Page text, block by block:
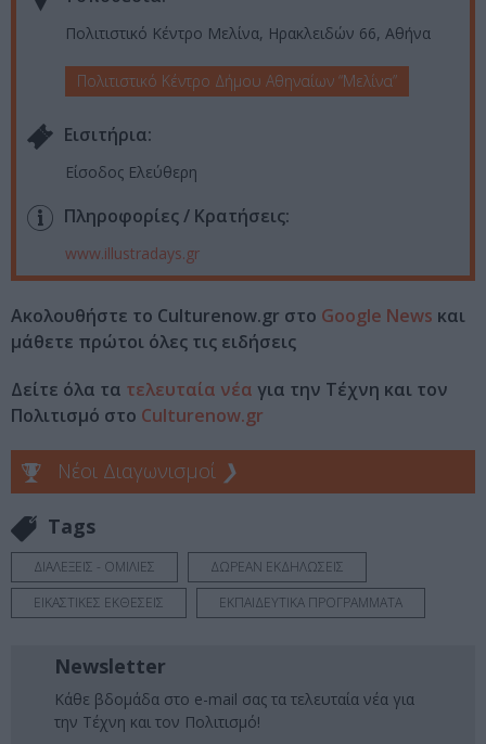
Πολιτιστικό Κέντρο Μελίνα, Ηρακλειδών 66, Αθήνα
Πολιτιστικό Κέντρο Δήμου Αθηναίων “Μελίνα”
Eισιτήρια:
Είσοδος Ελεύθερη
Πληροφορίες / Κρατήσεις:
www.illustradays.gr
Ακολουθήστε το Culturenow.gr στο Google News και
μάθετε πρώτοι όλες τις ειδήσεις
Δείτε όλα τα τελευταία νέα για την Τέχνη και τον
Πολιτισμό στο Culturenow.gr
Νέοι Διαγωνισμοί ❯
Tags
ΔΙΑΛΕΞΕΙΣ - ΟΜΙΛΙΕΣ
ΔΩΡΕΑΝ ΕΚΔΗΛΩΣΕΙΣ
ΕΙΚΑΣΤΙΚΕΣ ΕΚΘΕΣΕΙΣ
ΕΚΠΑΙΔΕΥΤΙΚΑ ΠΡΟΓΡΑΜΜΑΤΑ
Newsletter
Κάθε βδομάδα στο e-mail σας τα τελευταία νέα για
την Τέχνη και τον Πολιτισμό!